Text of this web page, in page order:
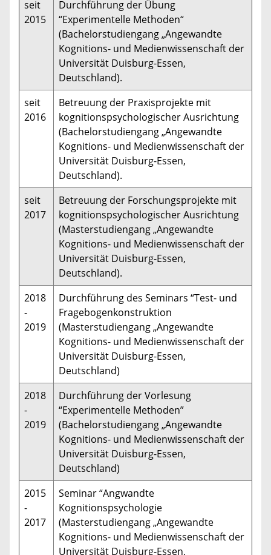
seit
2015
Durchführung der Übung
“Experimentelle Methoden“
(Bachelorstudiengang „Angewandte
Kognitions- und Medienwissenschaft der
Universität Duisburg-Essen,
Deutschland).
seit
2016
Betreuung der Praxisprojekte mit
kognitionspsychologischer Ausrichtung
(Bachelorstudiengang „Angewandte
Kognitions- und Medienwissenschaft der
Universität Duisburg-Essen,
Deutschland).
seit
2017
Betreuung der Forschungsprojekte mit
kognitionspsychologischer Ausrichtung
(Masterstudiengang „Angewandte
Kognitions- und Medienwissenschaft der
Universität Duisburg-Essen,
Deutschland).
2018
-
2019
Durchführung des Seminars “Test- und
Fragebogenkonstruktion
(Masterstudiengang „Angewandte
Kognitions- und Medienwissenschaft der
Universität Duisburg-Essen,
Deutschland)
2018
-
2019
Durchführung der Vorlesung
“Experimentelle Methoden”
(Bachelorstudiengang „Angewandte
Kognitions- und Medienwissenschaft der
Universität Duisburg-Essen,
Deutschland)
2015
-
2017
Seminar “Angwandte
Kognitionspsychologie
(Masterstudiengang „Angewandte
Kognitions- und Medienwissenschaft der
Universität Duisburg-Essen,